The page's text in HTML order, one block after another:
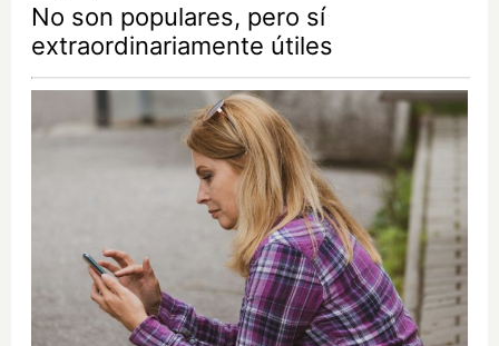
No son populares, pero sí
extraordinariamente útiles